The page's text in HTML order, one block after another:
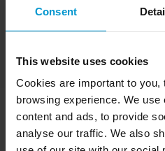
Consent
This website uses cookies
Cookies are important to you,
browsing experience. We
content and ads, to provide
analyse our traffic. We also
Idioma: Español
Ubicación: Online
Precio: Sin coste